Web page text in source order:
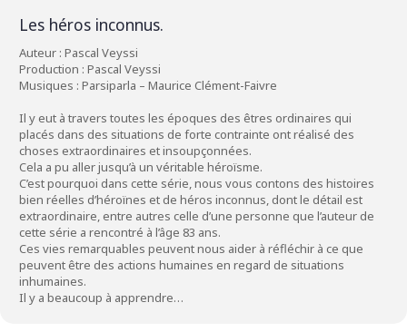
Les héros inconnus.
Auteur : Pascal Veyssi
Production : Pascal Veyssi
Musiques : Parsiparla – Maurice Clément-Faivre
Il y eut à travers toutes les époques des êtres ordinaires qui
placés dans des situations de forte contrainte ont réalisé des
choses extraordinaires et insoupçonnées.
Cela a pu aller jusqu’à un véritable héroïsme.
C’est pourquoi dans cette série, nous vous contons des histoires
bien réelles d’héroïnes et de héros inconnus, dont le détail est
extraordinaire, entre autres celle d’une personne que l’auteur de
cette série a rencontré à l’âge 83 ans.
Ces vies remarquables peuvent nous aider à réfléchir à ce que
peuvent être des actions humaines en regard de situations
inhumaines.
Il y a beaucoup à apprendre…